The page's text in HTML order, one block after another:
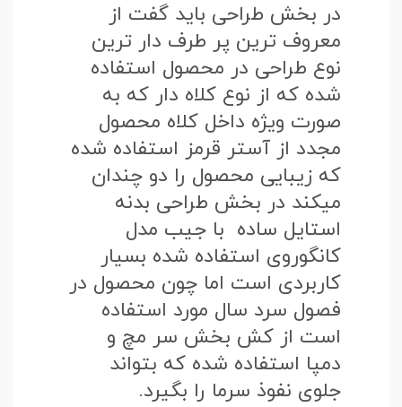
در بخش طراحی باید گفت از
معروف ترین پر طرف دار ترین
نوع طراحی در محصول استفاده
شده که از نوع کلاه دار که به
صورت ویژه داخل کلاه محصول
مجدد از آستر قرمز استفاده شده
که زیبایی محصول را دو چندان
میکند در بخش طراحی بدنه
استایل ساده با جیب مدل
کانگوروی استفاده شده بسیار
کاربردی است اما چون محصول در
فصول سرد سال مورد استفاده
است از کش بخش سر مچ و
دمپا استفاده شده که بتواند
جلوی نفوذ سرما را بگیرد.